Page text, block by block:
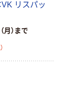
リスパッ
月）まで